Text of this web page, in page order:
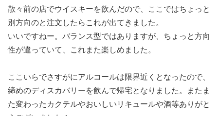
散々前の店でウイスキーを飲んだので、ここではちょっと
別方向のと注文したらこれが出てきました。
いいですねー。バランス型ではありますが、ちょっと方向
性が違っていて、これまた楽しめました。
ここいらでさすがにアルコールは限界近くとなったので、
締めのディスカバリーを飲んで帰宅となりました。またま
た変わったカクテルやおいしいリキュールや酒等ありがと